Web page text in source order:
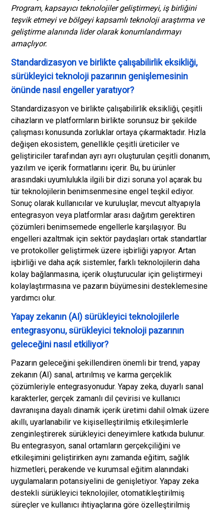
Program, kapsayıcı teknolojiler geliştirmeyi, iş birliğini
teşvik etmeyi ve bölgeyi kapsamlı teknoloji araştırma ve
geliştirme alanında lider olarak konumlandırmayı
amaçlıyor.
Standardizasyon ve birlikte çalışabilirlik eksikliği,
sürükleyici teknoloji pazarının genişlemesinin
önünde nasıl engeller yaratıyor?
Standardizasyon ve birlikte çalışabilirlik eksikliği, çeşitli
cihazların ve platformların birlikte sorunsuz bir şekilde
çalışması konusunda zorluklar ortaya çıkarmaktadır. Hızla
değişen ekosistem, genellikle çeşitli üreticiler ve
geliştiriciler tarafından ayrı ayrı oluşturulan çeşitli donanım,
yazılım ve içerik formatlarını içerir. Bu, bu ürünler
arasındaki uyumlulukla ilgili bir dizi soruna yol açarak bu
tür teknolojilerin benimsenmesine engel teşkil ediyor.
Sonuç olarak kullanıcılar ve kuruluşlar, mevcut altyapıyla
entegrasyon veya platformlar arası dağıtım gerektiren
çözümleri benimsemede engellerle karşılaşıyor. Bu
engelleri azaltmak için sektör paydaşları ortak standartlar
ve protokoller geliştirmek üzere işbirliği yapıyor. Artan
işbirliği ve daha açık sistemler, farklı teknolojilerin daha
kolay bağlanmasına, içerik oluşturucular için geliştirmeyi
kolaylaştırmasına ve pazarın büyümesini desteklemesine
yardımcı olur.
Yapay zekanın (AI) sürükleyici teknolojilerle
entegrasyonu, sürükleyici teknoloji pazarının
geleceğini nasıl etkiliyor?
Pazarın geleceğini şekillendiren önemli bir trend, yapay
zekanın (AI) sanal, artırılmış ve karma gerçeklik
çözümleriyle entegrasyonudur. Yapay zeka, duyarlı sanal
karakterler, gerçek zamanlı dil çevirisi ve kullanıcı
davranışına dayalı dinamik içerik üretimi dahil olmak üzere
akıllı, uyarlanabilir ve kişiselleştirilmiş etkileşimlerle
zenginleştirerek sürükleyici deneyimlere katkıda bulunur.
Bu entegrasyon, sanal ortamların gerçekçiliğini ve
etkileşimini geliştirirken aynı zamanda eğitim, sağlık
hizmetleri, perakende ve kurumsal eğitim alanındaki
uygulamaların potansiyelini de genişletiyor. Yapay zeka
destekli sürükleyici teknolojiler, otomatikleştirilmiş
süreçler ve kullanıcı ihtiyaçlarına göre özelleştirilmiş